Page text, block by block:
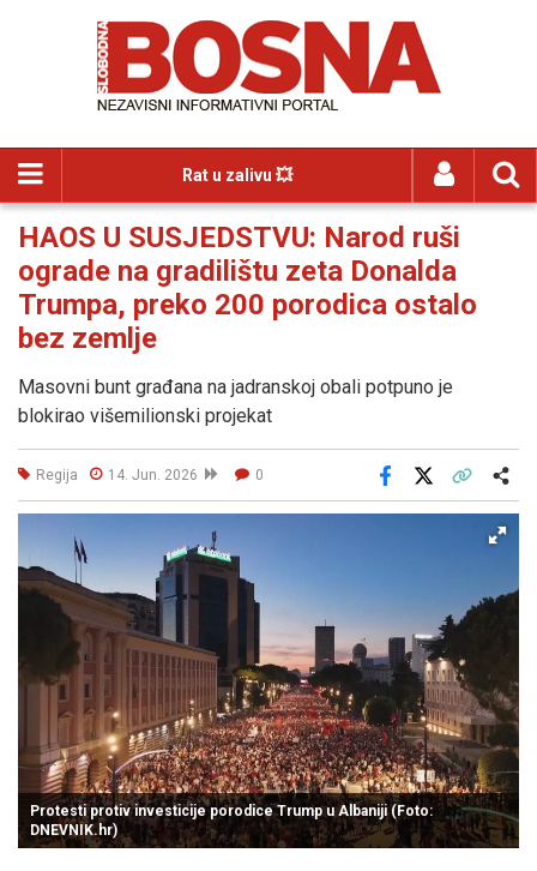
Rat u zalivu 💥
HAOS U SUSJEDSTVU: Narod ruši
ograde na gradilištu zeta Donalda
Trumpa, preko 200 porodica ostalo
bez zemlje
Masovni bunt građana na jadranskoj obali potpuno je
blokirao višemilionski projekat
Regija 14. Jun. 2026 0
Facebook
Protesti protiv investicije porodice Trump u Albaniji (Foto:
DNEVNIK.hr)